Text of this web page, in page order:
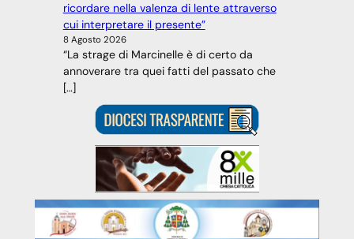
ricordare nella valenza di lente attraverso
cui interpretare il presente”
8 Agosto 2026
“La strage di Marcinelle è di certo da
annoverare tra quei fatti del passato che
[…]